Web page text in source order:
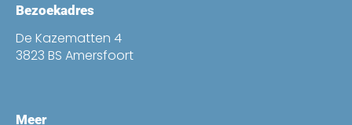
Bezoekadres
De Kazematten 4
3823 BS Amersfoort
Meer